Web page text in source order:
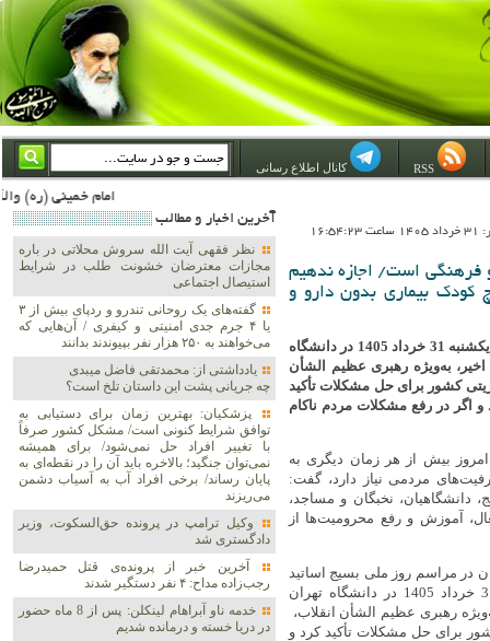
کانال اطلاع رسانی
امام خمینی (ره) والله اسلام تمامش سیاست است؛ ***** امام شهید: به گفتار امام و کردار امام اهتمام بورزید ***** امام خمینی(ره): ان شاء الله ما اندوه دلمان را در وقت مناسب با انتقام از امریکا و
فرهنگی است/ اجازه ندهیم
کودک بیماری بدون دارو و
مسعود پزشکیان در مراسم روز ملی بسیج اساتید که پیش از ظهر امروز یکشنبه 31 خرداد 1405 در دانشگاه
به‌ویژه رهبری عظیم الشأن
کشور برای حل مشکلات تأکید
اگر در رفع مشکلات مردم ناکام
امروز بیش از هر زمان دیگری به
مردمی نیاز دارد، گفت:
دانشگاهیان، نخبگان و مساجد،
آموزش و رفع محرومیت‌ها از
در مراسم روز ملی بسیج اساتید
که پیش از ظهر امروز یکشنبه 31 خرداد 1405 در دانشگاه تهران
رهبری عظیم الشأن انقلاب،
برای حل مشکلات تأکید کرد و
آخرين اخبار و مطالب
نظر فقهی آیت الله سروش محلاتی در باره
مجازات معترضان خشونت طلب در شرایط
استیصال اجتماعی
گفته‌های یک روحانی تندرو و ردپای بیش از ۳
یا ۴ جرم جدی امنیتی و کیفری / آن‌هایی که
می‌خواهند به ۲۵۰ هزار نفر بپیوندند بدانند
یادداشتی از: محمدتقی فاضل میبدی
چه جریانی پشت این داستان تلخ است؟
پزشکیان‌: بهترین زمان برای دستیابی به
توافق شرایط کنونی است/ مشکل کشور صرفاً
با تغییر افراد حل نمی‌شود/ برای همیشه
نمی‌توان جنگید؛ بالاخره باید آن را در نقطه‌ای به
پایان رساند/ برخی افراد آب به آسیاب دشمن
می‌ریزند
وکیل ترامپ در پرونده حق‌السکوت، وزیر
دادگستری شد
آخرین خبر از پرونده‌ی قتل حمیدرضا
رجب‌زاده مداح: ۴ نفر دستگیر شدند
خدمه ناو آبراهام لینکلن: پس از 8 ماه حضور
در دریا خسته و درمانده‌ شدیم